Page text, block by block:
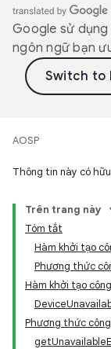
Google sử
ngôn ngữ bạn
AOSP
Thông tin này có
Trên trang này
Tóm tắt
Hàm khởi tạo
Phương thức
Hàm khởi tạo
Phương thức